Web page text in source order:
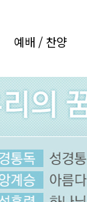
예배 / 찬양
예배시간안내
예배 동영상
경배와찬양
찬양대 자료실
찬양대 자료실(기타)
행사 동영상